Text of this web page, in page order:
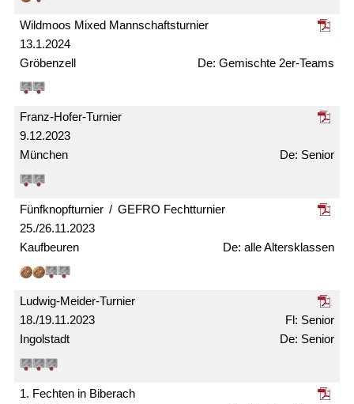
13.1.2024
Wildmoos Mixed Mann­schafts­turnier
Gröbenzell Gemischte 2er-Teams
9.12.2023
Franz-Hofer-Turnier
München Senior
25./26.11.2023
Fünfknopf­turnier / GEFRO Fecht­turnier
Kaufbeuren alle Alters­klassen
18./19.11.2023
Ludwig-Meider-Turnier
Ingolstadt
Senior
Senior
1. Fechten in Biberach